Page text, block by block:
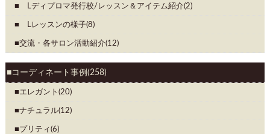
Lディプロマ発行校/レッスン＆アイテム紹介(2)
Lレッスンの様子(8)
交流・各サロン活動紹介(12)
コーディネート事例(258)
エレガント(20)
ナチュラル(12)
プリティ(6)